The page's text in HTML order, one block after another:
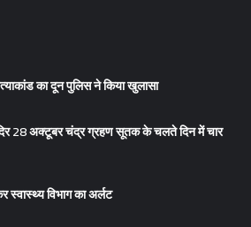
का दून पुलिस ने किया खुलासा
28 अक्टूबर चंद्र ग्रहण सूतक के चलते दिन में चार
विभाग का अर्लट